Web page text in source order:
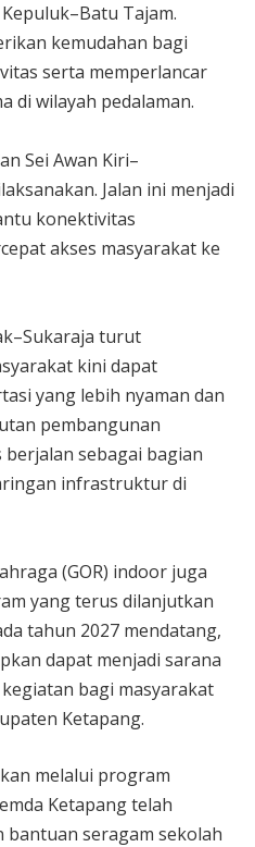
Tajam.
kemudahan bagi
serta memperlancar
di wilayah pedalaman.
Sei Awan Kiri–
Jalan ini menjadi
konektivitas
akses masyarakat ke
turut
kini dapat
yang lebih nyaman dan
pembangunan
sebagai bagian
infrastruktur di
(GOR) indoor juga
yang terus dilanjutkan
tahun 2027 mendatang,
dapat menjadi sarana
bagi masyarakat
Ketapang.
melalui program
Ketapang telah
bantuan seragam sekolah